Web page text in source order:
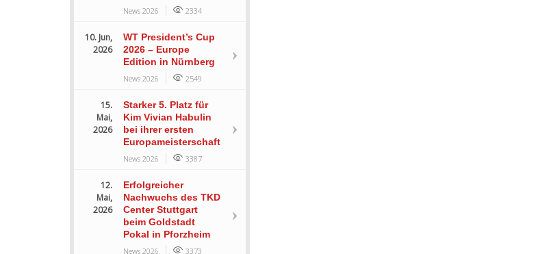
News 2026 2334
10. Jun,
2026
WT President’s Cup
2026 – Europe
Edition in Nürnberg
News 2026 2549
15.
Mai,
2026
Starker 5. Platz für
Kim Vivian Habulin
bei ihrer ersten
Europameisterschaft
News 2026 3387
12.
Mai,
2026
Erfolgreicher
Nachwuchs des TKD
Center Stuttgart
beim Goldstadt
Pokal in Pforzheim
News 2026 3373